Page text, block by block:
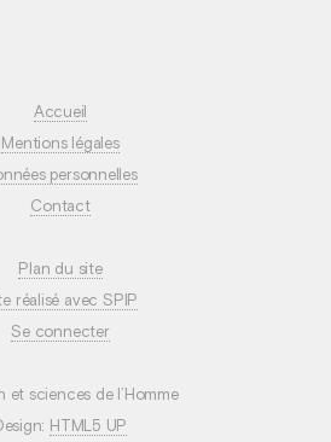
Accueil
Mentions légales
personnelles
Contact
Plan du site
réalisé avec SPIP
Se connecter
et sciences de l’Homme
HTML5 UP